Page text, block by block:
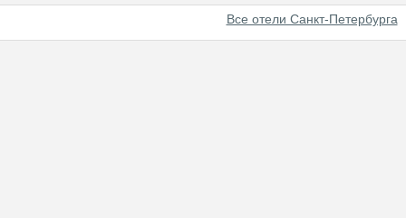
Все отели Санкт-Петербурга